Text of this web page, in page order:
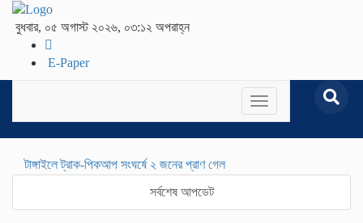
বুধবার, ০৫ অগাস্ট ২০২৬, ০৩:১২ অপরাহ্ন
E-Paper
Toggle
navigation
টাঙ্গাইলে ট্রাক-পিকআপ সংঘর্ষে ২ জনের প্রাণ গেল
সর্বশেষ আপডেট